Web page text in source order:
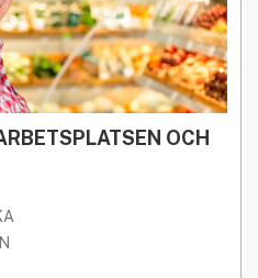
OCH